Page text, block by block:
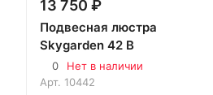
13 750 ₽
Подвесная люстра
Skygarden 42 B
0
Нет в наличии
Арт. 10442